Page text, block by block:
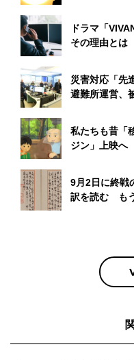
ドラマ「
その理由とは
災害対応「先
避難所運営、
私たちも昔「
ジン」上映へ
9月2日に終戦
訳を読む も